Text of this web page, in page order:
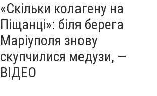
«Скільки колагену на
Піщанці»: біля берега
Маріуполя знову
скупчилися медузи, —
ВІДЕО